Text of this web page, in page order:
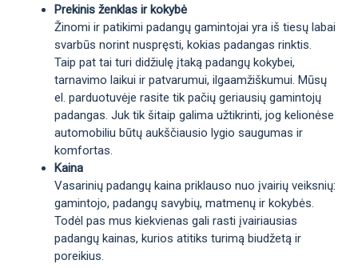
Prekinis ženklas ir kokybė
Žinomi ir patikimi padangų gamintojai yra iš tiesų labai
svarbūs norint nuspręsti, kokias padangas rinktis.
Taip pat tai turi didžiulę įtaką padangų kokybei,
tarnavimo laikui ir patvarumui, ilgaamžiškumui. Mūsų
el. parduotuvėje rasite tik pačių geriausių gamintojų
padangas. Juk tik šitaip galima užtikrinti, jog kelionėse
automobiliu būtų aukščiausio lygio saugumas ir
komfortas.
Kaina
Vasarinių padangų kaina priklauso nuo įvairių veiksnių:
gamintojo, padangų savybių, matmenų ir kokybės.
Todėl pas mus kiekvienas gali rasti įvairiausias
padangų kainas, kurios atitiks turimą biudžetą ir
poreikius.